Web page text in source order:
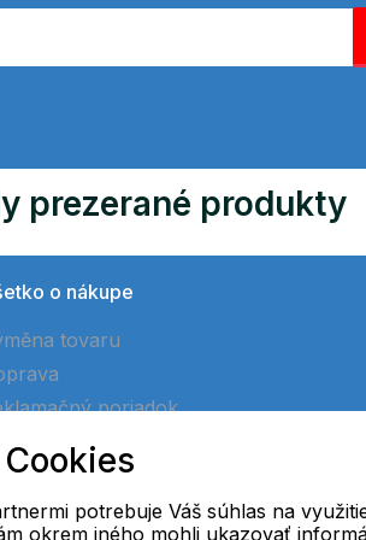
prezerané produkty
o nákupe
tovaru
poriadok
vytvoriť objednávku
podmienky
Cookies
potrebuje Váš súhlas na
okrem iného mohli ukazovať